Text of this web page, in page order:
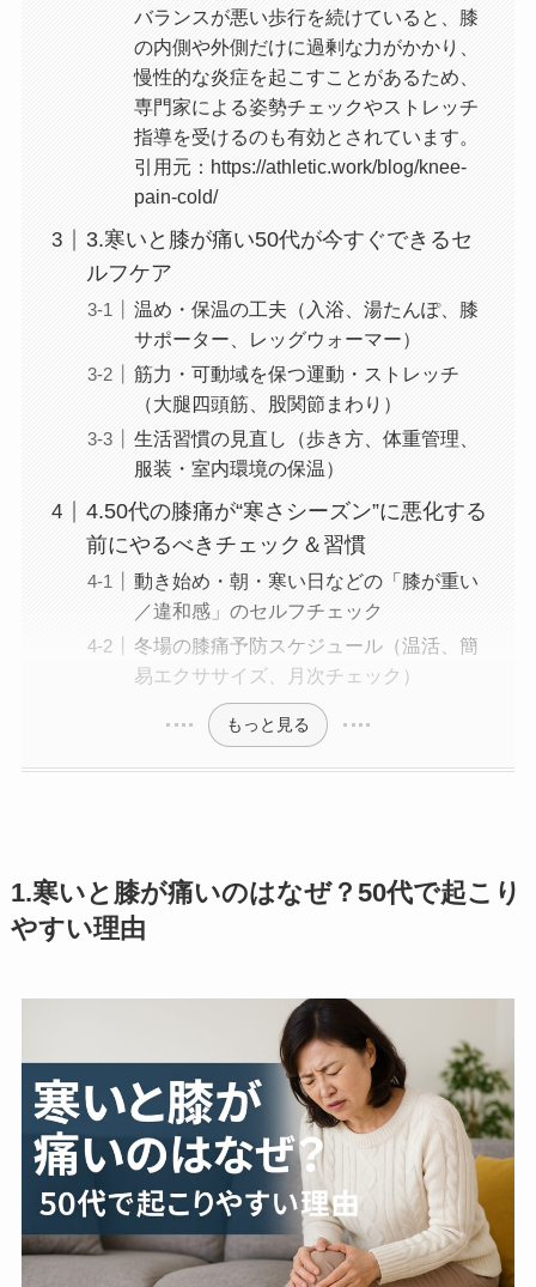
バランスが悪い歩行を続けていると、膝
の内側や外側だけに過剰な力がかかり、
慢性的な炎症を起こすことがあるため、
専門家による姿勢チェックやストレッチ
指導を受けるのも有効とされています。
引用元：https://athletic.work/blog/knee-
pain-cold/
3.寒いと膝が痛い50代が今すぐできるセ
ルフケア
温め・保温の工夫（入浴、湯たんぽ、膝
サポーター、レッグウォーマー）
筋力・可動域を保つ運動・ストレッチ
（大腿四頭筋、股関節まわり）
生活習慣の見直し（歩き方、体重管理、
服装・室内環境の保温）
4.50代の膝痛が“寒さシーズン”に悪化する
前にやるべきチェック＆習慣
動き始め・朝・寒い日などの「膝が重い
／違和感」のセルフチェック
冬場の膝痛予防スケジュール（温活、簡
易エクササイズ、月次チェック）
もっと見る
1.寒いと膝が痛いのはなぜ？50代で起こり
やすい理由